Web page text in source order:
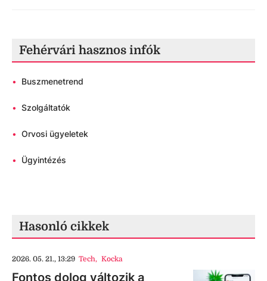
Fehérvári hasznos infók
• Buszmenetrend
• Szolgáltatók
• Orvosi ügyeletek
• Ügyintézés
Hasonló cikkek
2026. 05. 21., 13:29 Tech, Kocka
Fontos dolog változik a